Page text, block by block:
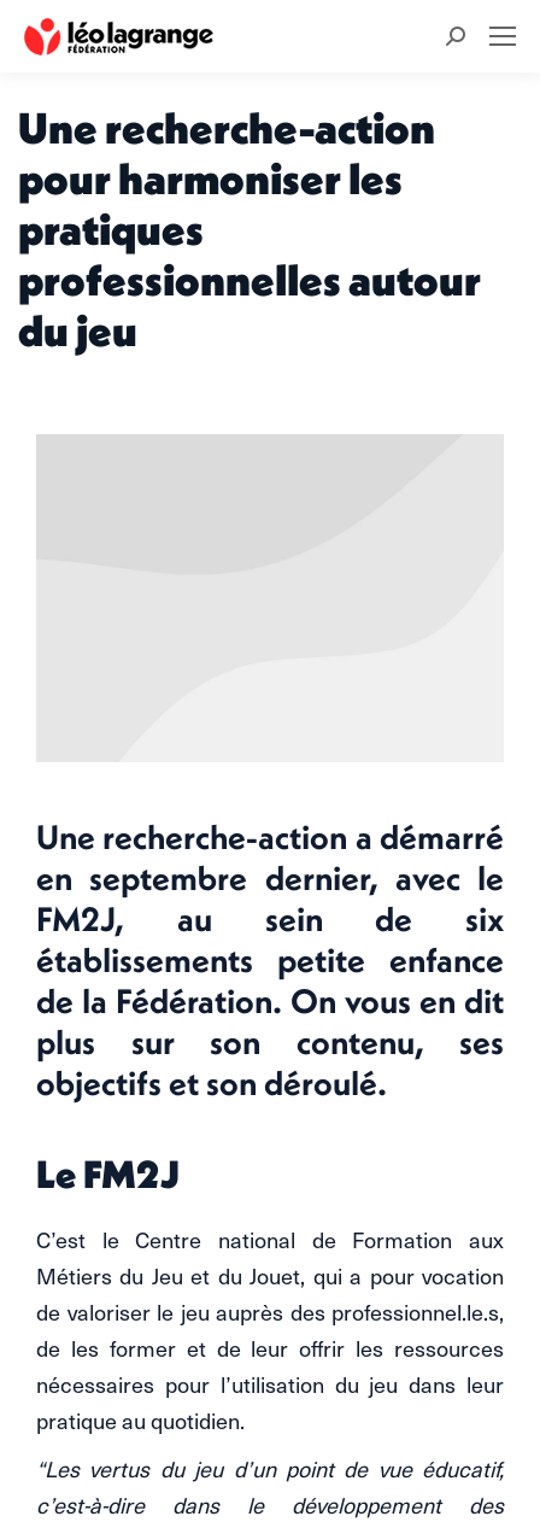
Recherche
Une recherche-action
pour harmoniser les
pratiques
professionnelles autour
du jeu
Une recherche-action a démarré
en septembre dernier, avec le
FM2J, au sein de six
établissements petite enfance
de la Fédération. On vous en dit
plus sur son contenu, ses
objectifs et son déroulé.
Le FM2J
C’est le Centre national de Formation aux
Métiers du Jeu et du Jouet, qui a pour vocation
de valoriser le jeu auprès des professionnel.le.s,
de les former et de leur offrir les ressources
nécessaires pour l’utilisation du jeu dans leur
pratique au quotidien.
“Les vertus du jeu d’un point de vue éducatif,
c’est-à-dire dans le développement des